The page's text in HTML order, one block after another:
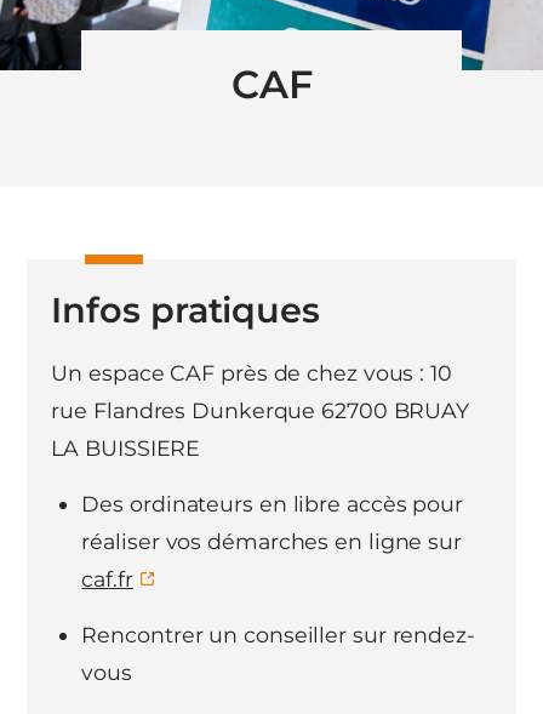
CAF
Infos pratiques
Un espace CAF près de chez vous : 10
rue Flandres Dunkerque 62700 BRUAY
LA BUISSIERE
Des ordinateurs en libre accès pour
réaliser vos démarches en ligne sur
caf.fr
Rencontrer un conseiller sur rendez-
vous